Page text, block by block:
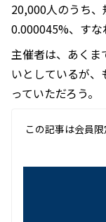
20,000人のうち
0.000045%、すな
主催者は、あくま
いとしているが
っていただろう。
この記事は会員